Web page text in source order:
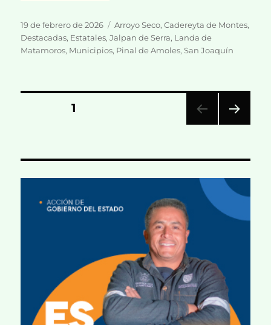
Publicado
el
19 de febrero de 2026 Categorías
Arroyo Seco,Cadereyta de Montes,
Destacadas, Estatales,Jalpan de Serra, Landa de
Matamoros, Municipios, Pinal de Amoles,San Joaquín
Paginación
entradas
PÁGINA1
NA